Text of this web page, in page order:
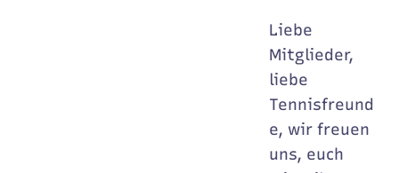
Liebe
Mitglieder,
liebe
Tennisfreund
e, wir freuen
uns, euch